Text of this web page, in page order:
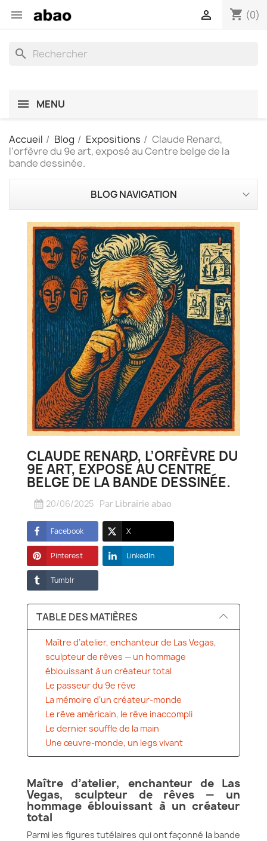
 shopping_cart (0)

search
MENU
Accueil Blog Expositions
Claude Renard,
l’orfèvre du 9e art, exposé au Centre belge de la
bande dessinée.
BLOG NAVIGATION
CLAUDE RENARD, L’ORFÈVRE DU
9E ART, EXPOSÉ AU CENTRE
BELGE DE LA BANDE DESSINÉE.
20/06/2025 Par Librairie abao
Facebook X
Pinterest LinkedIn
Tumblr
TABLE DES MATIÈRES
Maître d’atelier, enchanteur de Las Vegas,
sculpteur de rêves — un hommage
éblouissant à un créateur total
Le passeur du 9e rêve
La mémoire d’un créateur-monde
Le rêve américain, le rêve inaccompli
Le dernier souffle de la main
Une œuvre-monde, un legs vivant
Maître d’atelier, enchanteur de Las
Vegas, sculpteur de rêves — un
hommage éblouissant à un créateur
total
Parmi les figures tutélaires qui ont façonné la bande